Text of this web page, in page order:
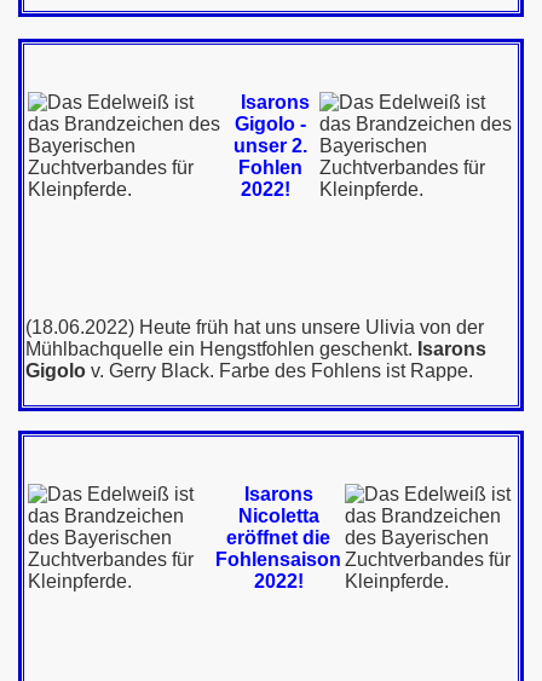
Isarons
Gigolo -
unser 2.
Fohlen
2022!
(18.06.2022) Heute früh hat uns unsere Ulivia von der
Mühlbachquelle ein Hengstfohlen geschenkt. Isarons
Gigolo v. Gerry Black. Farbe des Fohlens ist Rappe.
Isarons
Nicoletta
eröffnet die
Fohlensaison
2022!